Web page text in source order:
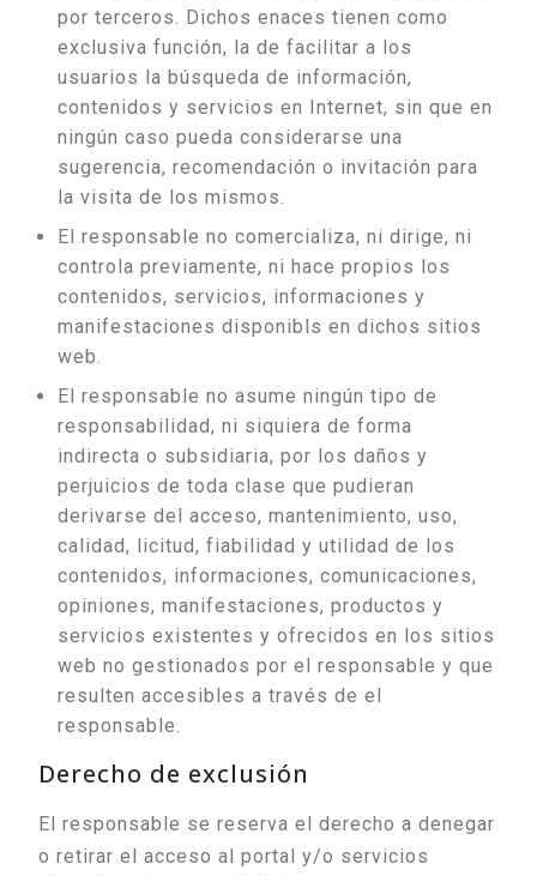
por terceros. Dichos enaces tienen como
exclusiva función, la de facilitar a los
usuarios la búsqueda de información,
contenidos y servicios en Internet, sin que en
ningún caso pueda considerarse una
sugerencia, recomendación o invitación para
la visita de los mismos.
El responsable no comercializa, ni dirige, ni
controla previamente, ni hace propios los
contenidos, servicios, informaciones y
manifestaciones disponibls en dichos sitios
web.
El responsable no asume ningún tipo de
responsabilidad, ni siquiera de forma
indirecta o subsidiaria, por los daños y
perjuicios de toda clase que pudieran
derivarse del acceso, mantenimiento, uso,
calidad, licitud, fiabilidad y utilidad de los
contenidos, informaciones, comunicaciones,
opiniones, manifestaciones, productos y
servicios existentes y ofrecidos en los sitios
web no gestionados por el responsable y que
resulten accesibles a través de el
responsable.
Derecho de exclusión
El responsable se reserva el derecho a denegar
o retirar el acceso al portal y/o servicios